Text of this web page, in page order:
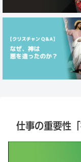
仕事の重要性